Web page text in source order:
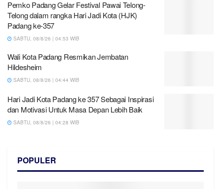
Pemko Padang Gelar Festival Pawai Telong-
Telong dalam rangka Hari Jadi Kota (HJK)
Padang ke-357
SABTU, 08/8/26 | 04:53 WIB
Wali Kota Padang Resmikan Jembatan
Hildesheim
SABTU, 08/8/26 | 04:44 WIB
Hari Jadi Kota Padang ke 357 Sebagai Inspirasi
dan Motivasi Untuk Masa Depan Lebih Baik
SABTU, 08/8/26 | 04:28 WIB
POPULER